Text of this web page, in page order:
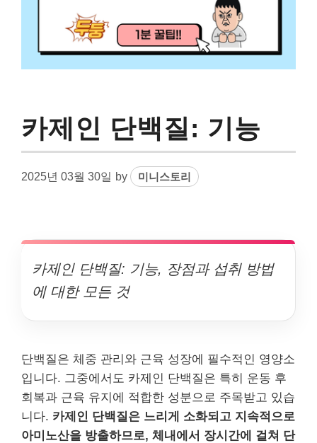
카제인 단백질: 기능
2025년 03월 30일 by 미니스토리
카제인 단백질: 기능, 장점과 섭취 방법
에 대한 모든 것
단백질은 체중 관리와 근육 성장에 필수적인 영양소
입니다. 그중에서도 카제인 단백질은 특히 운동 후
회복과 근육 유지에 적합한 성분으로 주목받고 있습
니다. 카제인 단백질은 느리게 소화되고 지속적으로
아미노산을 방출하므로, 체내에서 장시간에 걸쳐 단